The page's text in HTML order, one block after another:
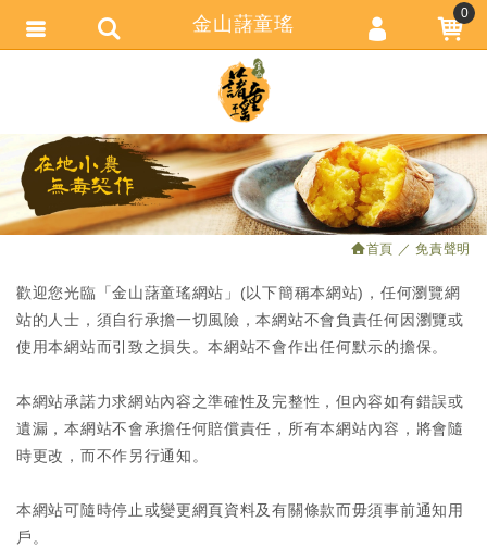
首頁 免責聲明
歡迎您光臨「金山藷童瑤網站」(以下簡稱本網站)，任何瀏覽網
站的人士，須自行承擔一切風險，本網站不會負責任何因瀏覽或
使用本網站而引致之損失。本網站不會作出任何默示的擔保。
本網站承諾力求網站內容之準確性及完整性，但內容如有錯誤或
遺漏，本網站不會承擔任何賠償責任，所有本網站內容，將會隨
時更改，而不作另行通知。
本網站可隨時停止或變更網頁資料及有關條款而毋須事前通知用
戶。
金山藷童瑤 0
會員登入
會員註冊
忘記密碼
訂單查詢
追蹤清單
繁體中文